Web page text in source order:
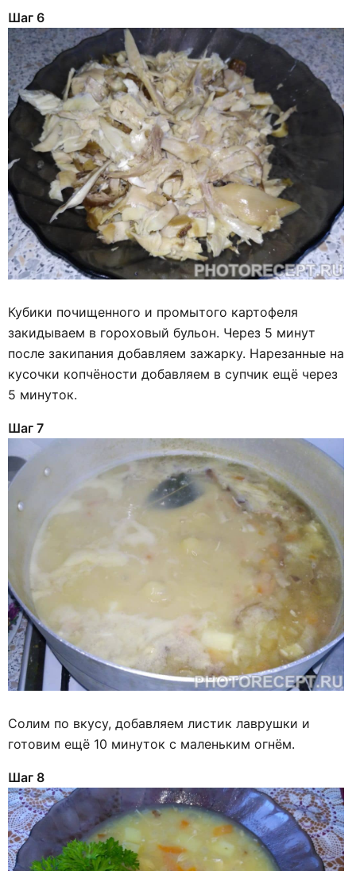
Шаг 6
Кубики почищенного и промытого картофеля
закидываем в гороховый бульон. Через 5 минут
после закипания добавляем зажарку. Нарезанные на
кусочки копчёности добавляем в супчик ещё через
5 минуток.
Шаг 7
Солим по вкусу, добавляем листик лаврушки и
готовим ещё 10 минуток с маленьким огнём.
Шаг 8